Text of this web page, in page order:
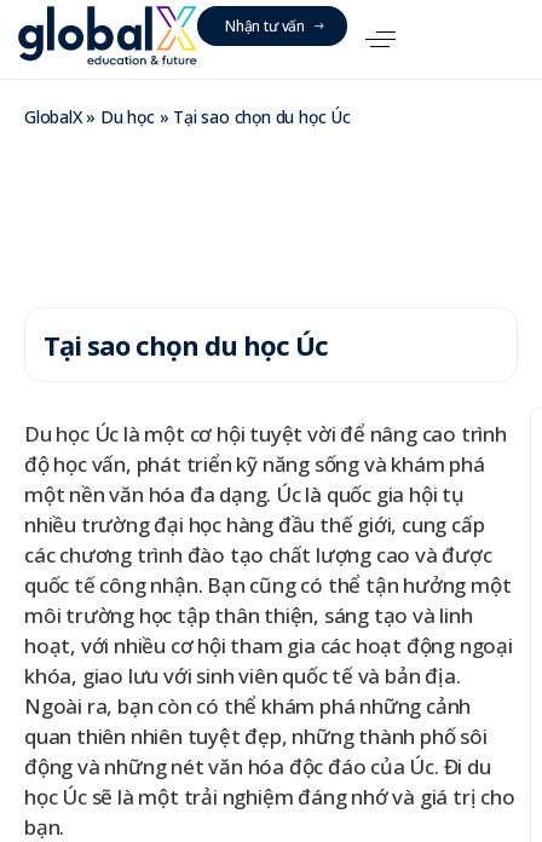
Nhận tưvấn
GlobalX» Du học» Tại sao chọn du học Úc
Tại sao chọn du học Úc
Du học Úc là một cơ hội tuyệt vời để nâng cao trình
độ học vấn, phát triển kỹ năng sống và khám phá
một nền văn hóa đa dạng. Úc là quốc gia hội tụ
nhiều trường đại học hàng đầu thế giới, cung cấp
các chương trình đào tạo chất lượng cao và được
quốc tế công nhận. Bạn cũng có thể tận hưởng một
môi trường học tập thân thiện, sáng tạo và linh
hoạt, với nhiều cơ hội tham gia các hoạt động ngoại
khóa, giao lưu với sinh viên quốc tế và bản địa.
Ngoài ra, bạn còn có thể khám phá những cảnh
quan thiên nhiên tuyệt đẹp, những thành phố sôi
động và những nét văn hóa độc đáo của Úc. Đi du
học Úc sẽ là một trải nghiệm đáng nhớ và giá trị cho
bạn.